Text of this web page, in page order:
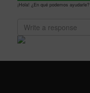
¡Hola! ¿En qué podemos ayudarle?